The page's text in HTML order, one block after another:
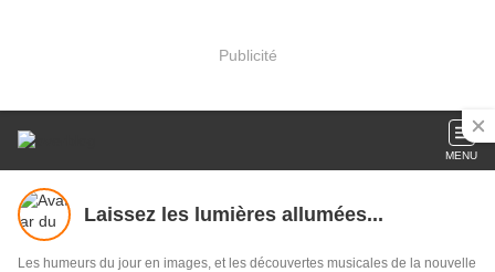
Publicité
MENU
Laissez les lumières allumées...
Les humeurs du jour en images, et les découvertes musicales de la nouvelle